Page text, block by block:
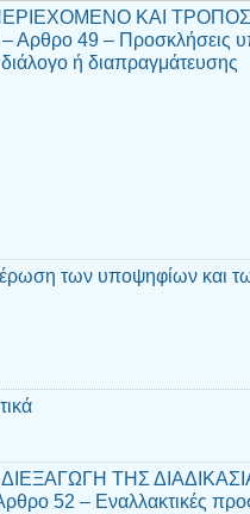
ΚΑΙ
49 – Προσκλήσεις
ή διαπραγμάτευσης
των υποψηφίων και
ΤΗΣ
52 – Εναλλακτικές